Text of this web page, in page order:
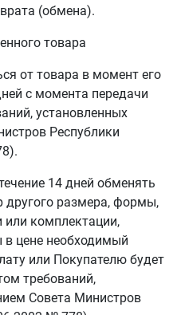
(обмена).
товара
от товара в момент его
с момента передачи
установленных
Республики
14 дней обменять
другого размера, формы,
или комплектации,
в цене необходимый
или Покупателю будет
требований,
Совета Министров